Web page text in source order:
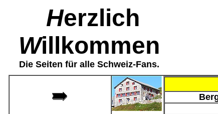
Herzlich
Willkommen
Die Seiten für alle Schweiz-Fans.